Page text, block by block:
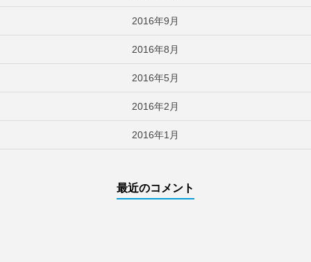
2016年9月
2016年8月
2016年5月
2016年2月
2016年1月
最近のコメント